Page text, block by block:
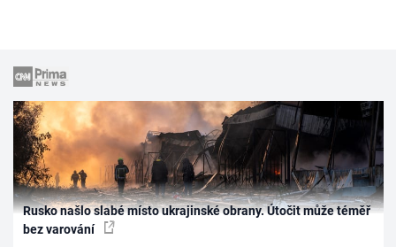
Rusko našlo slabé místo ukrajinské obrany. Útočit může téměř
bez varování